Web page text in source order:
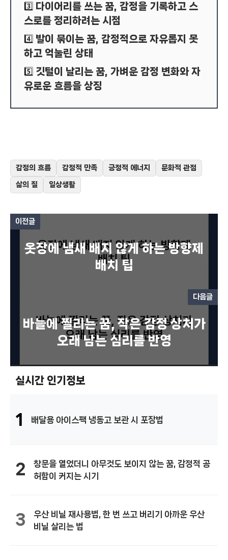
3️⃣ 다이어리를 쓰는 꿈, 감정을 기록하고 스
스로를 정리하려는 시점
4️⃣ 발이 묶이는 꿈, 감정적으로 자유롭지 못
하고 억눌린 상태
5️⃣ 깃털이 날리는 꿈, 가벼운 감정 변화와 자
유로운 흐름을 상징
감정의 흐름 감정적 만족 긍정적 에너지 문화적 관점
삶의 질 일상생활
이전글
옷장에 냄새 배지 않게 하는 방향제
배치 팁
다음글
바늘에 찔리는 꿈, 작은 감정 상처가
오래 남는 심리를 반영
실시간 인기정보
1 배달용 아이스팩 냉동고 보관 시 포장법
2
창문을 열었더니 아무것도 보이지 않는 꿈, 감정적 공
허함이 커지는 시기
3
우산 비닐 재사용법, 한 번 쓰고 버리기 아까운 우산
비닐 살리는 법